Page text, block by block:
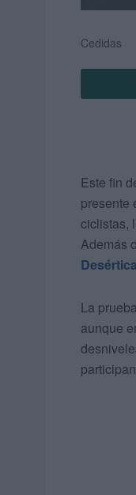
Cedidas
Este fin
presente
ciclistas,
Además
La
aunque